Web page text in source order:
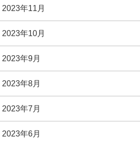
2023年11月
2023年10月
2023年9月
2023年8月
2023年7月
2023年6月